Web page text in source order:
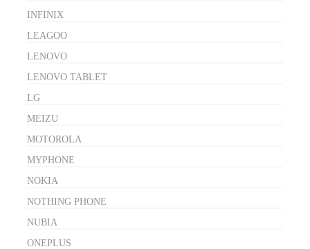
INFINIX
LEAGOO
LENOVO
LENOVO TABLET
LG
MEIZU
MOTOROLA
MYPHONE
NOKIA
NOTHING PHONE
NUBIA
ONEPLUS